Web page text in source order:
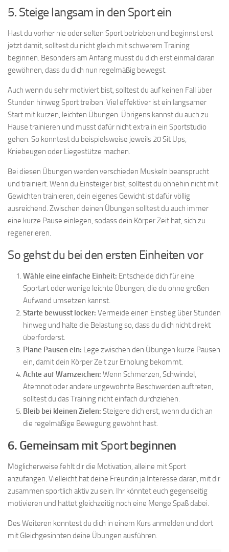
5. Steige langsam in den Sport ein
Hast du vorher nie oder selten Sport betrieben und beginnst erst
jetzt damit, solltest du nicht gleich mit schwerem Training
beginnen. Besonders am Anfang musst du dich erst einmal daran
gewöhnen, dass du dich nun regelmäßig bewegst.
Auch wenn du sehr motiviert bist, solltest du auf keinen Fall über
Stunden hinweg Sport treiben. Viel effektiver ist ein langsamer
Start mit kurzen, leichten Übungen. Übrigens kannst du auch zu
Hause trainieren und musst dafür nicht extra in ein Sportstudio
gehen. So könntest du beispielsweise jeweils 20 Sit Ups,
Kniebeugen oder Liegestütze machen.
Bei diesen Übungen werden verschieden Muskeln beansprucht
und trainiert. Wenn du Einsteiger bist, solltest du ohnehin nicht mit
Gewichten trainieren, dein eigenes Gewicht ist dafür völlig
ausreichend. Zwischen deinen Übungen solltest du auch immer
eine kurze Pause einlegen, sodass dein Körper Zeit hat, sich zu
regenerieren.
So gehst du bei den ersten Einheiten vor
Wähle eine einfache Einheit: Entscheide dich für eine
Sportart oder wenige leichte Übungen, die du ohne großen
Aufwand umsetzen kannst.
Starte bewusst locker: Vermeide einen Einstieg über Stunden
hinweg und halte die Belastung so, dass du dich nicht direkt
überforderst.
Plane Pausen ein: Lege zwischen den Übungen kurze Pausen
ein, damit dein Körper Zeit zur Erholung bekommt.
Achte auf Warnzeichen: Wenn Schmerzen, Schwindel,
Atemnot oder andere ungewohnte Beschwerden auftreten,
solltest du das Training nicht einfach durchziehen.
Bleib bei kleinen Zielen: Steigere dich erst, wenn du dich an
die regelmäßige Bewegung gewöhnt hast.
6. Gemeinsam mit Sportbeginnen
Möglicherweise fehlt dir die Motivation, alleine mit Sport
anzufangen. Vielleicht hat deine Freundin ja Interesse daran, mit dir
zusammen sportlich aktiv zu sein. Ihr könntet euch gegenseitig
motivieren und hättet gleichzeitig noch eine Menge Spaß dabei.
Des Weiteren könntest du dich in einem Kurs anmelden und dort
mit Gleichgesinnten deine Übungen ausführen.